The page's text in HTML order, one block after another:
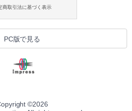
商取引法に基づく表示
PC版で見る
©2026